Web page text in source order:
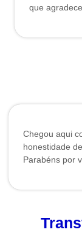
que
Chegou aqui
honestidade
Parabéns por